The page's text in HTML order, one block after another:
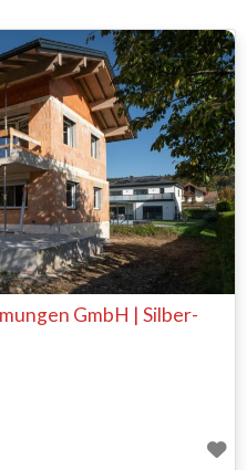
GmbH | Silber-